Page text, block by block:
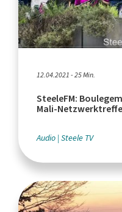
12.04.2021 - 25 Min.
SteeleFM:
Mali-
Audio Steele TV